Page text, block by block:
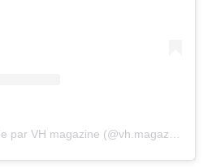
Une publication partagée par VH magazine (@vh.magazine)